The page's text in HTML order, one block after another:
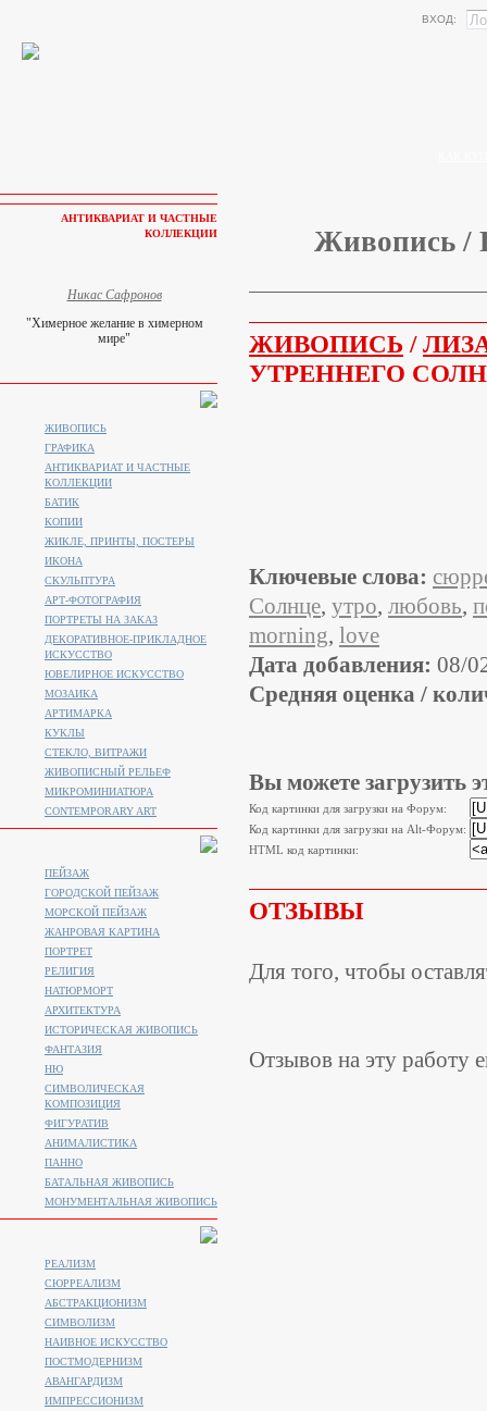
ВХОД:
Живопись /
ЖИВОПИСЬ /
УТРЕННЕГО
Ключевые слова:
Солнце, утро, любовь,
morning, love
Дата добавления: 08/
Средняя оценка /
Вы можете загрузить
Код картинки для загрузки на Форум:
Код картинки для загрузки на Alt-Форум:
HTML код картинки:
ОТЗЫВЫ
Для того, чтобы
Отзывов на эту работу
АНТИКВАРИАТ И ЧАСТНЫЕ
КОЛЛЕКЦИИ
Никас Сафронов
"Химерное желание в химерном
мире"
ЖИВОПИСЬ
ГРАФИКА
АНТИКВАРИАТ И ЧАСТНЫЕ
КОЛЛЕКЦИИ
БАТИК
КОПИИ
ЖИКЛЕ, ПРИНТЫ, ПОСТЕРЫ
ИКОНА
СКУЛЬПТУРА
АРТ-ФОТОГРАФИЯ
ПОРТРЕТЫ НА ЗАКАЗ
ДЕКОРАТИВНОЕ-ПРИКЛАДНОЕ
ИСКУССТВО
ЮВЕЛИРНОЕ ИСКУССТВО
МОЗАИКА
АРТИМАРКА
КУКЛЫ
СТЕКЛО, ВИТРАЖИ
ЖИВОПИСНЫЙ РЕЛЬЕФ
МИКРОМИНИАТЮРА
CONTEMPORARY ART
ПЕЙЗАЖ
ГОРОДСКОЙ ПЕЙЗАЖ
МОРСКОЙ ПЕЙЗАЖ
ЖАНРОВАЯ КАРТИНА
ПОРТРЕТ
РЕЛИГИЯ
НАТЮРМОРТ
АРХИТЕКТУРА
ИСТОРИЧЕСКАЯ ЖИВОПИСЬ
ФАНТАЗИЯ
НЮ
СИМВОЛИЧЕСКАЯ
КОМПОЗИЦИЯ
ФИГУРАТИВ
АНИМАЛИСТИКA
ПАННО
БАТАЛЬНАЯ ЖИВОПИСЬ
МОНУМЕНТАЛЬНАЯ ЖИВОПИСЬ
РЕАЛИЗМ
СЮРРЕАЛИЗМ
АБСТРАКЦИОНИЗМ
СИМВОЛИЗМ
НАИВНОЕ ИСКУССТВО
ПОСТМОДЕРНИЗМ
АВАНГАРДИЗМ
ИМПРЕССИОНИЗМ